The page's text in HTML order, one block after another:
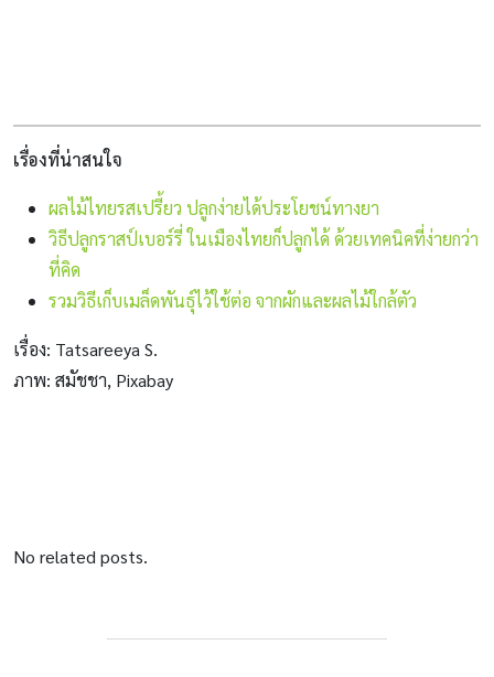
เรื่องที่น่าสนใจ
ผลไม้ไทยรสเปรี้ยว ปลูกง่ายได้ประโยชน์ทางยา
วิธีปลูกราสป์เบอร์รี่ ในเมืองไทยก็ปลูกได้ ด้วยเทคนิคที่ง่ายกว่า
ที่คิด
รวมวิธีเก็บเมล็ดพันธุ์ไว้ใช้ต่อ จากผักและผลไม้ใกล้ตัว
เรื่อง: Tatsareeya S.
ภาพ: สมัชชา, Pixabay
No related posts.